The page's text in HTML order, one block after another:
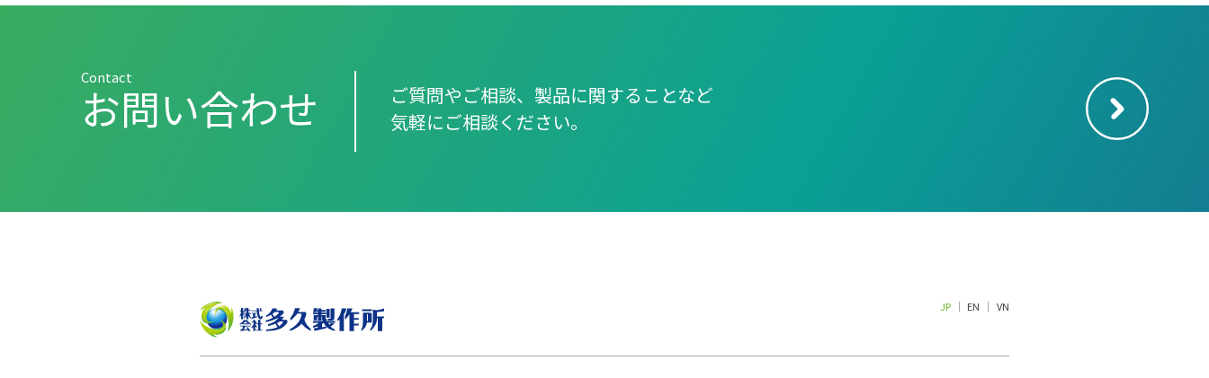
お問い合わせ
Contact
ご質問やご相談、製品に関することなど
気軽にご相談ください。
JP EN VN